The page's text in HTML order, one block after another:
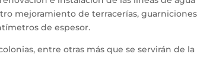
mejoramiento de terracerías, guarniciones
de espesor.
entre otras más que se servirán de la